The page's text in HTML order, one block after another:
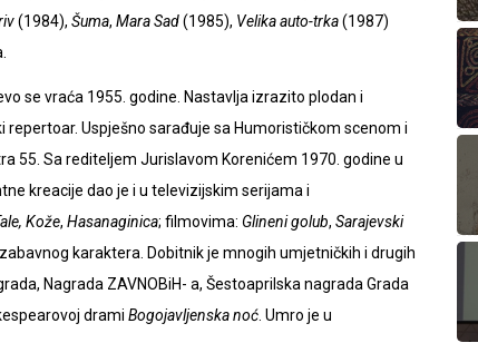
(1984), Šuma, Mara Sad(1985), Velika auto-trka(1987)
se vraća 1955. godine. Nastavlja izrazito plodan i
Uspješno sarađuje sa Humorističkom scenom i
55. Sa rediteljem Jurislavom Korenićem 1970. godine u
kreacije dao je i u televizijskim serijama i
Kože, Hasanaginica; filmovima: Glineni golub, Sarajevski
karaktera. Dobitnik je mnogih umjetničkih i drugih
Nagrada ZAVNOBiH- a, Šestoaprilska nagrada Grada
drami Bogojavljenska noć . Umro je u